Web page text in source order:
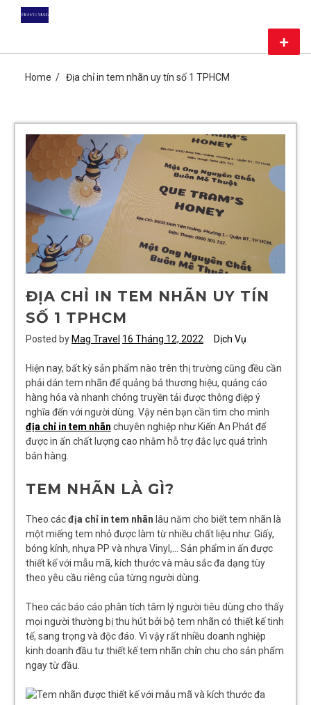
TRAVEL
Menu
CHIA SẺ KIẾN THỨC DU LỊCH HÀNG ĐẦU CHỈ CÓ TẠI MAG
Home Địa chỉ in tem nhãn uy tín số 1 TPHCM
ĐỊA CHỈ IN TEM NHÃN UY TÍN
SỐ 1 TPHCM
Posted by Mag Travel 16 Tháng 12, 2022 Dịch Vụ
Hiện nay, bất kỳ sản phẩm nào trên thị trường cũng đều cần
phải dán tem nhãn để quảng bá thương hiệu, quảng cáo
hàng hóa và nhanh chóng truyền tải được thông điệp ý
nghĩa đến với người dùng. Vậy nên bạn cần tìm cho mình
địa chỉ in tem nhãn chuyên nghiệp như Kiến An Phát để
được in ấn chất lượng cao nhằm hỗ trợ đắc lực quá trình
bán hàng.
TEM NHÃN LÀ GÌ?
Theo cácđịa chỉ in tem nhãn lâu năm cho biết tem nhãn là
một miếng tem nhỏ được làm từ nhiều chất liệu như: Giấy,
bóng kính, nhựa PP và nhựa Vinyl,… Sản phẩm in ấn được
thiết kế với mẫu mã, kích thước và màu sắc đa dạng tùy
theo yêu cầu riêng của từng người dùng.
Theo các báo cáo phân tích tâm lý người tiêu dùng cho thấy
mọi người thường bị thu hút bởi bộ tem nhãn có thiết kế tinh
tế, sang trọng và độc đáo. Vì vậy rất nhiều doanh nghiệp
kinh doanh đầu tư thiết kế tem nhãn chỉn chu cho sản phẩm
ngay từ đầu.